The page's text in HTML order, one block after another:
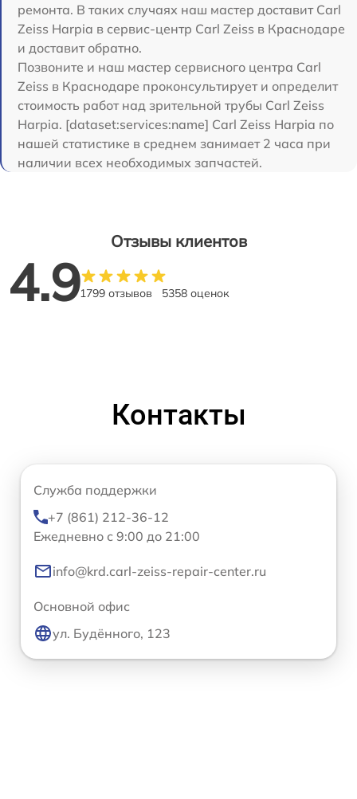
ремонта. В таких случаях наш мастер доставит Carl
Zeiss Harpia в сервис-центр Carl Zeiss в Краснодаре
и доставит обратно.
Позвоните и наш мастер сервисного центра Carl
Zeiss в Краснодаре проконсультирует и определит
стоимость работ над зрительной трубы Carl Zeiss
Harpia. [dataset:services:name] Carl Zeiss Harpia по
нашей статистике в среднем занимает 2 часа при
наличии всех необходимых запчастей.
Отзывы клиентов
4.91799 отзывов 5358 оценок
Контакты
Служба поддержки
+7 (861) 212-36-12
Ежедневно с 9:00 до 21:00
info@krd.carl-zeiss-repair-center.ru
Основной офис
ул. Будённого, 123